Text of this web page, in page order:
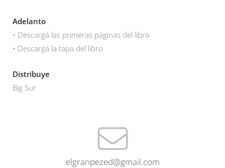
Adelanto
• Descargá las primeras páginas del libro
• Descargá la tapa del libro
Distribuye
Big Sur
elgranpezed@gmail.com